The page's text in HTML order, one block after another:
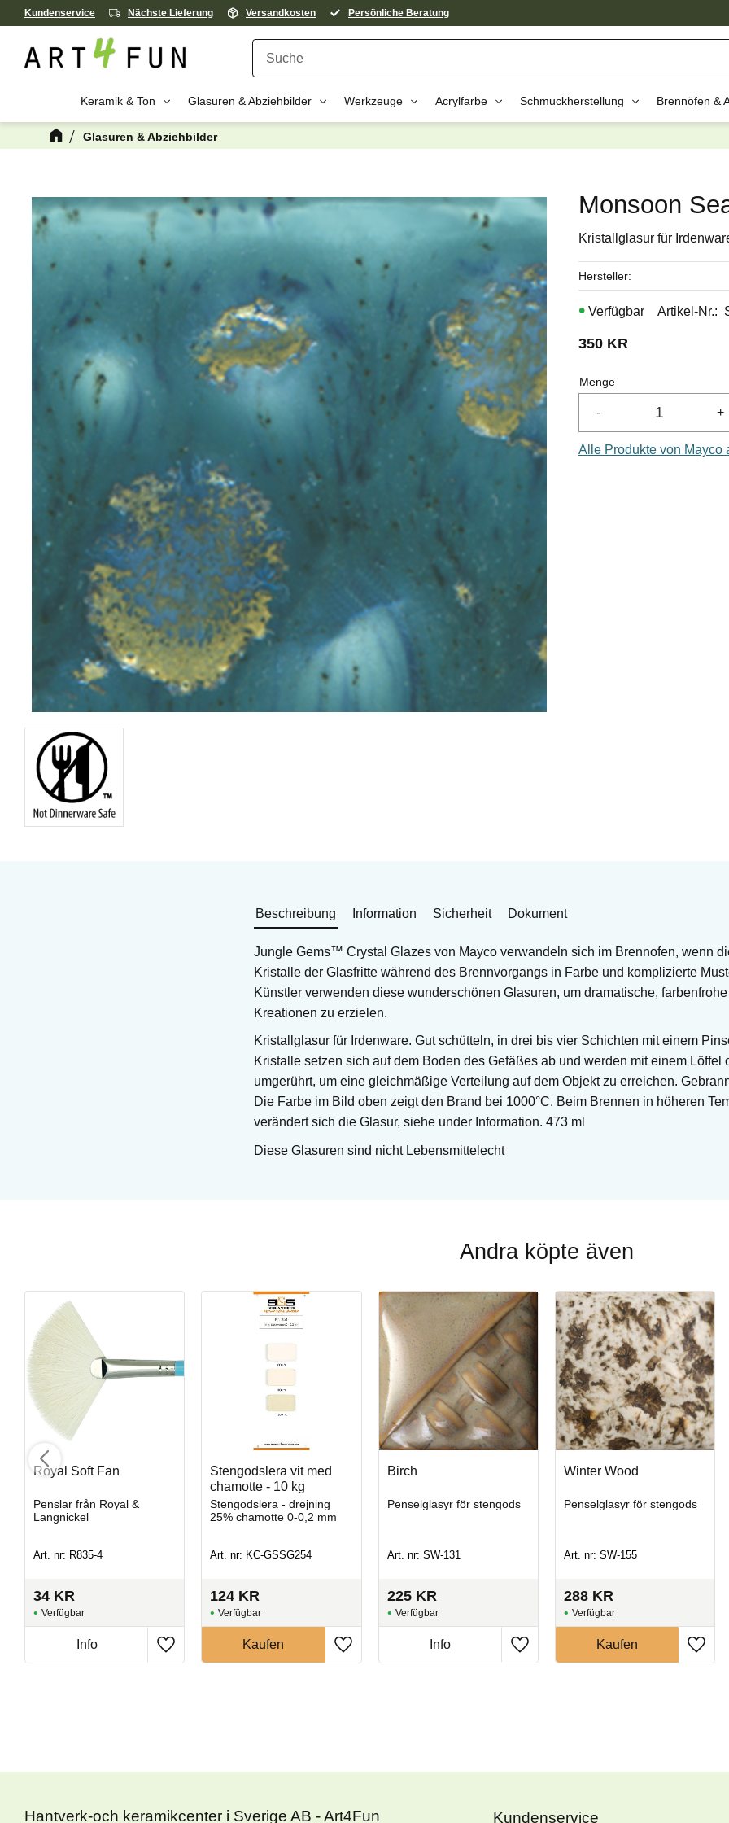
Kundenservice Nächste Lieferung Versandkosten Persönliche Beratung
Keramik & Ton Glasuren & Abziehbilder Werkzeuge Acrylfarbe Schmuckherstellung Brennöfen &
Glasuren & Abziehbilder
Opal Lustre
Penselglasyr för stengods
Art. nr: SW-219
Monsoon
Kristallglasur für
350KR
Menge
+
-
Artikel-Nr.
Hersteller
Alle Produkte von Mayco
Beschreibung Information Sicherheit Dokument
Jungle Gems™ Crystal Glazes von Mayco verwandeln sich im Brennofen, wenn
Kristalle der Glasfritte während des Brennvorgangs in Farbe und komplizierte
Künstler verwenden diese wunderschönen Glasuren, um dramatische,
Kreationen zu erzielen.
Kristallglasur für Irdenware. Gut schütteln, in drei bis vier Schichten mit einem
Kristalle setzen sich auf dem Boden des Gefäßes ab und werden mit einem Löffel
umgerührt, um eine gleichmäßige Verteilung auf dem Objekt zu erreichen.
Die Farbe im Bild oben zeigt den Brand bei 1000°C. Beim Brennen in höheren
verändert sich die Glasur, siehe under Information. 473 ml
Diese Glasuren sind nicht Lebensmittelecht
Andra köpte även
Royal Soft Fan
Penslar från Royal &
Langnickel
Art. nr: R835-4
34 KR
Stengodslera vit med
chamotte - 10 kg
Stengodslera - drejning
25% chamotte 0-0,2 mm
Art. nr: KC-GSSG254
124 KR
Birch
Penselglasyr för stengods
Art. nr: SW-131
225 KR
Winter Wood
Penselglasyr för stengods
Art. nr: SW-155
288 KR
Hantverk-och keramikcenter i Sverige AB - Art4Fun Kundenservice